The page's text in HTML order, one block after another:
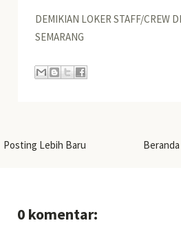
DEMIKIAN LOKER STAFF/CREW
SEMARANG
Posting Lebih Baru Beranda
0 komentar: